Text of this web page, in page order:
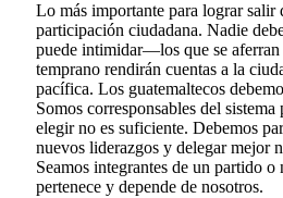
Lo más importante para lograr salir
participación ciudadana. Nadie
puede intimidar—los que se aferran
temprano rendirán cuentas a la
pacífica. Los guatemaltecos
Somos corresponsables del
elegir no es suficiente. Debemos
nuevos liderazgos y delegar mejor
Seamos integrantes de un partido
pertenece y depende de nosotros.